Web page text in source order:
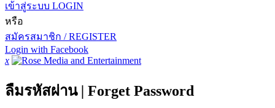
เข้าสู่ระบบ LOGIN
หรือ
สมัครสมาชิก / REGISTER
Login with Facebook
x
ลืมรหัสผ่าน | Forget Password